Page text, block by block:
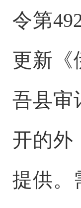
令第
更新《
吾县审
开的外
提供。